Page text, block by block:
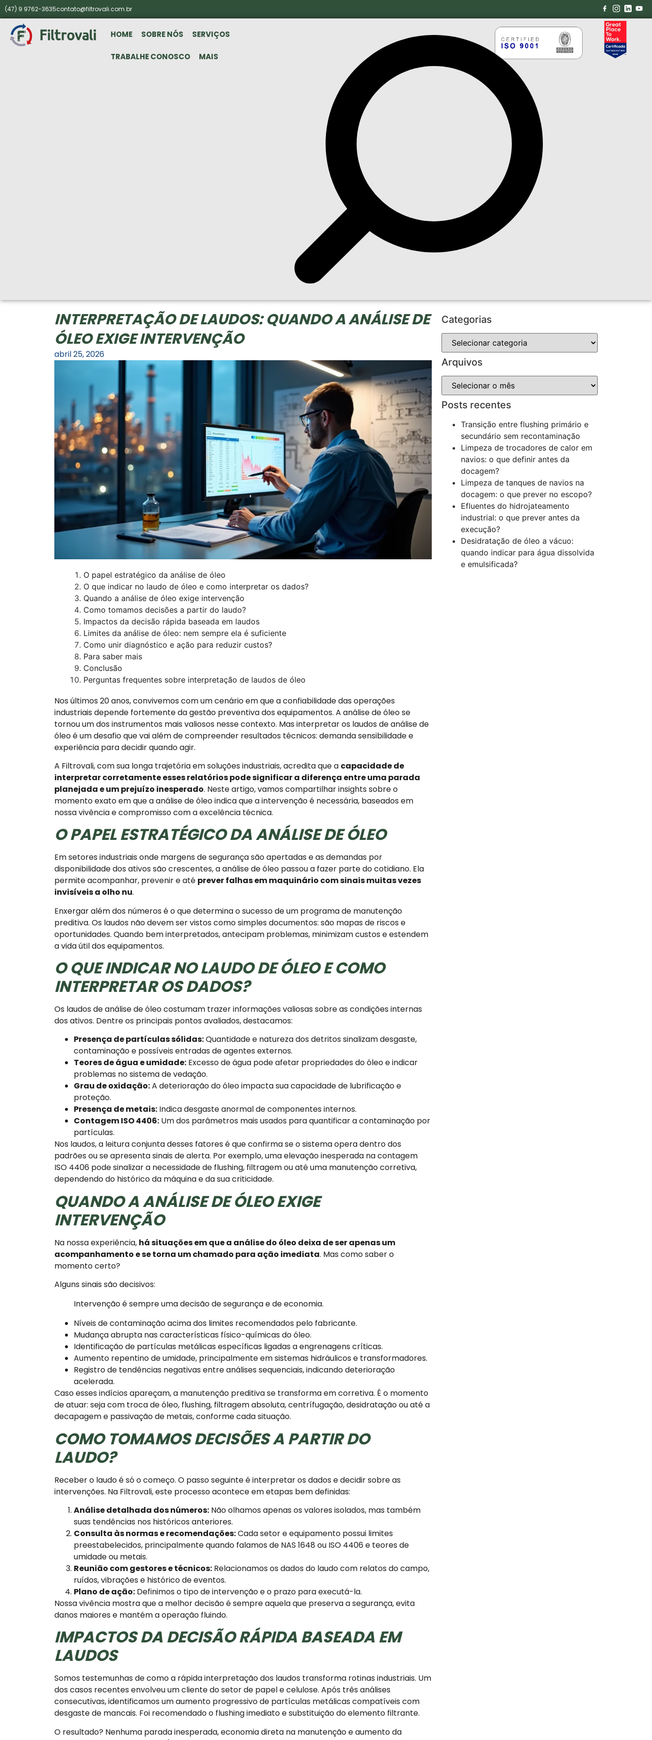
(47) 9 9762-3635contato@filtrovali.com.br
HOME SOBRE NÓS SERVIÇOS
TRABALHE CONOSCO MAIS
INTERPRETAÇÃO DE LAUDOS: QUANDO A ANÁLISE DE
ÓLEO EXIGE INTERVENÇÃO
abril 25, 2026
O papel estratégico da análise de óleo
O que indicar no laudo de óleo e como interpretar os dados?
Quando a análise de óleo exige intervenção
Como tomamos decisões a partir do laudo?
Impactos da decisão rápida baseada em laudos
Limites da análise de óleo: nem sempre ela é suficiente
Como unir diagnóstico e ação para reduzir custos?
Para saber mais
Conclusão
Perguntas frequentes sobre interpretação de laudos de óleo
Nos últimos 20 anos, convivemos com um cenário em que a confiabilidade das operações
industriais depende fortemente da gestão preventiva dos equipamentos. A análise de óleo se
tornou um dos instrumentos mais valiosos nesse contexto. Mas interpretar os laudos de análise de
óleo é um desafio que vai além de compreender resultados técnicos: demanda sensibilidade e
experiência para decidir quando agir.
A Filtrovali, com sua longa trajetória em soluções industriais, acredita que a capacidade de
interpretar corretamente esses relatórios pode significar a diferença entre uma parada
planejada e um prejuízo inesperado. Neste artigo, vamos compartilhar insights sobre o
momento exato em que a análise de óleo indica que a intervenção é necessária, baseados em
nossa vivência e compromisso com a excelência técnica.
O PAPEL ESTRATÉGICO DA ANÁLISE DE ÓLEO
Em setores industriais onde margens de segurança são apertadas e as demandas por
disponibilidade dos ativos são crescentes, a análise de óleo passou a fazer parte do cotidiano. Ela
permite acompanhar, prevenir e até prever falhas em maquinário com sinais muitas vezes
invisíveis a olho nu.
Enxergar além dos números é o que determina o sucesso de um programa de manutenção
preditiva. Os laudos não devem ser vistos como simples documentos: são mapas de riscos e
oportunidades. Quando bem interpretados, antecipam problemas, minimizam custos e estendem
a vida útil dos equipamentos.
O QUE INDICAR NO LAUDO DE ÓLEO E COMO
INTERPRETAR OS DADOS?
Os laudos de análise de óleo costumam trazer informações valiosas sobre as condições internas
dos ativos. Dentre os principais pontos avaliados, destacamos:
Presença de partículas sólidas:Quantidade e natureza dos detritos sinalizam desgaste,
contaminação e possíveis entradas de agentes externos.
Teores de água e umidade: Excesso de água pode afetar propriedades do óleo e indicar
problemas no sistema de vedação.
Grau de oxidação:A deterioração do óleo impacta sua capacidade de lubrificação e
proteção.
Presença de metais: Indica desgaste anormal de componentes internos.
Contagem ISO 4406: Um dos parâmetros mais usados para quantificar a contaminação por
partículas.
Nos laudos, a leitura conjunta desses fatores é que confirma se o sistema opera dentro dos
padrões ou se apresenta sinais de alerta. Por exemplo, uma elevação inesperada na contagem
ISO 4406 pode sinalizar a necessidade de flushing, filtragem ou até uma manutenção corretiva,
dependendo do histórico da máquina e da sua criticidade.
QUANDO A ANÁLISE DE ÓLEO EXIGE
INTERVENÇÃO
Na nossa experiência, há situações em que a análise do óleo deixa de ser apenas um
acompanhamento e se torna um chamado para ação imediata. Mas como saber o
momento certo?
Alguns sinais são decisivos:
Intervenção é sempre uma decisão de segurança e de economia.
Níveis de contaminação acima dos limites recomendados pelo fabricante.
Mudança abrupta nas características físico-químicas do óleo.
Identificação de partículas metálicas específicas ligadas a engrenagens críticas.
Aumento repentino de umidade, principalmente em sistemas hidráulicos e transformadores.
Registro de tendências negativas entre análises sequenciais, indicando deterioração
acelerada.
Caso esses indícios apareçam, a manutenção preditiva se transforma em corretiva. É o momento
de atuar: seja com troca de óleo, flushing, filtragem absoluta, centrífugação, desidratação ou até a
decapagem e passivação de metais, conforme cada situação.
COMO TOMAMOS DECISÕES A PARTIR DO
LAUDO?
Receber o laudo é só o começo. O passo seguinte é interpretar os dados e decidir sobre as
intervenções. Na Filtrovali, este processo acontece em etapas bem definidas:
Análise detalhada dos números: Não olhamos apenas os valores isolados, mas também
suas tendências nos históricos anteriores.
Consulta às normas e recomendações:Cada setor e equipamento possui limites
preestabelecidos, principalmente quando falamos de NAS 1648 ou ISO 4406 e teores de
umidade ou metais.
Reunião com gestores e técnicos: Relacionamos os dados do laudo com relatos do campo,
ruídos, vibrações e histórico de eventos.
Plano de ação: Definimos o tipo de intervenção e o prazo para executá-la.
Nossa vivência mostra que a melhor decisão é sempre aquela que preserva a segurança, evita
danos maiores e mantém a operação fluindo.
IMPACTOS DA DECISÃO RÁPIDA BASEADA EM
LAUDOS
Somos testemunhas de como a rápida interpretação dos laudos transforma rotinas industriais. Um
dos casos recentes envolveu um cliente do setor de papel e celulose. Após três análises
consecutivas, identificamos um aumento progressivo de partículas metálicas compatíveis com
desgaste de mancais. Foi recomendado o flushing imediato e substituição do elemento filtrante.
O resultado? Nenhuma parada inesperada, economia direta na manutenção e aumento da
Categorias
Arquivos
Posts recentes
Transição entre flushing primário e
secundário sem recontaminação
Limpeza de trocadores de calor em
navios: o que definir antes da
docagem?
Limpeza de tanques de navios na
docagem: o que prever no escopo?
Efluentes do hidrojateamento
industrial: o que prever antes da
execução?
Desidratação de óleo a vácuo:
quando indicar para água dissolvida
e emulsificada?